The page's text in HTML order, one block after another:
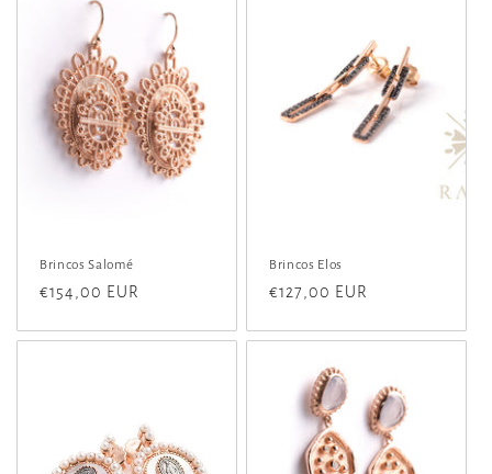
Brincos Salomé
Preço
€154,00 EUR
Brincos Elos
Preço
€127,00 EUR